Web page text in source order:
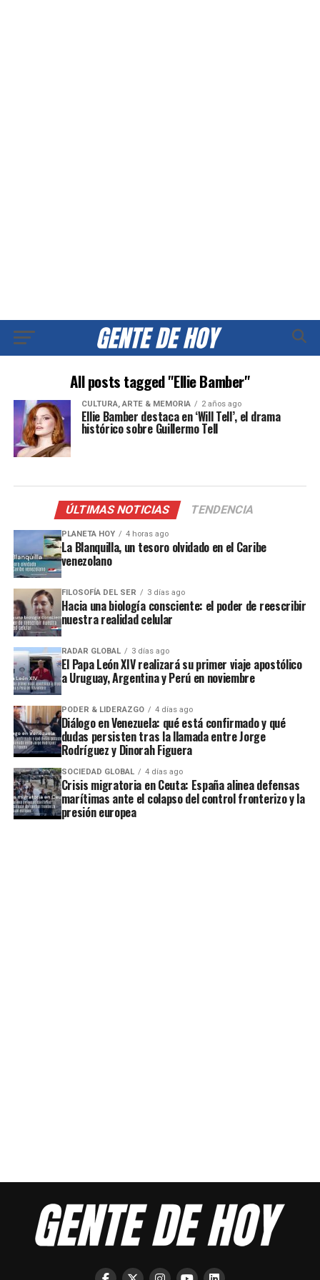
All posts tagged "Ellie Bamber"
CULTURA, ARTE & MEMORIA 2 años ago
Ellie Bamber destaca en ‘Will Tell’, el drama
histórico sobre Guillermo Tell
ÚLTIMAS NOTICIAS TENDENCIA
PLANETA HOY 4 horas ago
La Blanquilla, un tesoro olvidado en el Caribe
venezolano
FILOSOFÍA DEL SER 3 días ago
Hacia una biología consciente: el poder de reescribir
nuestra realidad celular
RADAR GLOBAL 3 días ago
El Papa León XIV realizará su primer viaje apostólico
a Uruguay, Argentina y Perú en noviembre
PODER & LIDERAZGO 4 días ago
Diálogo en Venezuela: qué está confirmado y qué
dudas persisten tras la llamada entre Jorge
Rodríguez y Dinorah Figuera
SOCIEDAD GLOBAL 4 días ago
Crisis migratoria en Ceuta: España alinea defensas
marítimas ante el colapso del control fronterizo y la
presión europea